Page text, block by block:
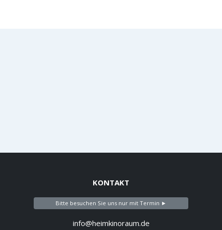
KONTAKT
Bitte besuchen Sie uns nur mit Termin ►
info@heimkinoraum.de